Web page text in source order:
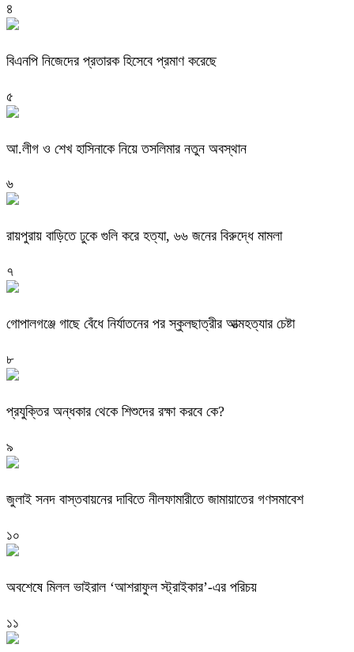
৪
বিএনপি নিজেদের প্রতারক হিসেবে প্রমাণ করেছে
৫
আ.লীগ ও শেখ হাসিনাকে নিয়ে তসলিমার নতুন অবস্থান
৬
রায়পুরায় বাড়িতে ঢুকে গুলি করে হত্যা, ৬৬ জনের বিরুদ্ধে মামলা
৭
গোপালগঞ্জে গাছে বেঁধে নির্যাতনের পর স্কুলছাত্রীর আত্মহত্যার চেষ্টা
৮
প্রযুক্তির অন্ধকার থেকে শিশুদের রক্ষা করবে কে?
৯
জুলাই সনদ বাস্তবায়নের দাবিতে নীলফামারীতে জামায়াতের গণসমাবেশ
১০
অবশেষে মিলল ভাইরাল ‘আশরাফুল স্ট্রাইকার’-এর পরিচয়
১১